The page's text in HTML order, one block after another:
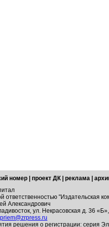
номер проект ДК реклама
ответственностью "Издательская
Александрович
ул. Некрасовская д. 36
priem@zrpress.ru
решения о регистрации: серия